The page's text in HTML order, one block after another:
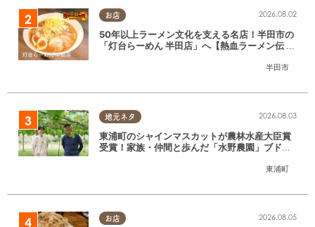
お店
半田市
2026.08.02
50年以上ラーメン文化を支える名店！半田市の
「灯台らーめん 半田店」へ【熱血ラーメン伝 8
地元ネタ
東浦町
2026.08.03
東浦町のシャインマスカットが農林水産大臣賞
受賞！家族・仲間と歩んだ「水野農園」ブドウ
お店 2026.08.05